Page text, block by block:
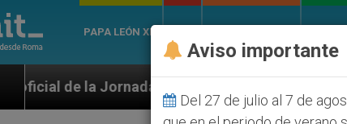
PAPA LEÓN XIV
de la Juventud Seúl 2027 ONU se
Aviso importante
Del 27 de julio al 7 de